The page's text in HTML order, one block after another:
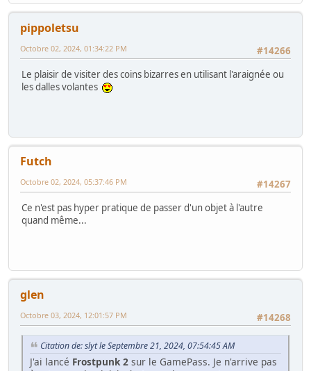
pippoletsu
#14266
Octobre 02, 2024, 01:34:22 PM
Le plaisir de visiter des coins bizarres en utilisant l'araignée ou
les dalles volantes
Futch
#14267
Octobre 02, 2024, 05:37:46 PM
Ce n'est pas hyper pratique de passer d'un objet à l'autre
quand même...
glen
#14268
Octobre 03, 2024, 12:01:57 PM
Citation de: slyt le Septembre 21, 2024, 07:54:45 AM
J'ai lancé Frostpunk 2 sur le GamePass. Je n'arrive pas